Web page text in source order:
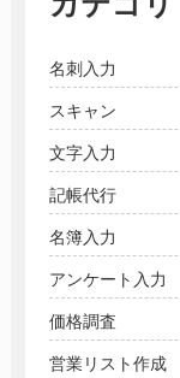
名刺入力
スキャン
文字入力
記帳代行
名簿入力
アンケート入力
価格調査
営業リスト作成